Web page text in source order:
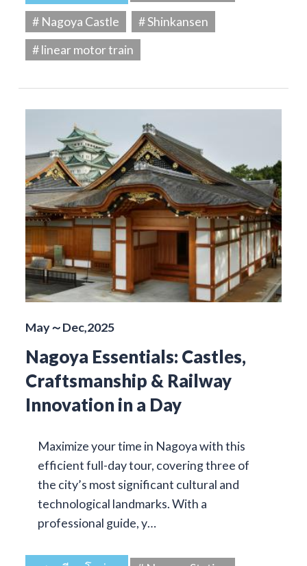
# Nagoya Castle
# Shinkansen
# linear motor train
May～Dec,2025
Nagoya Essentials: Castles,
Craftsmanship & Railway
Innovation in a Day
Maximize your time in Nagoya with this
efficient full-day tour, covering three of
the city’s most significant cultural and
technological landmarks. With a
professional guide, y…